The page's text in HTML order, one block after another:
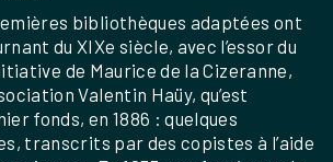
bibliothèques adaptées ont
du XIXe siècle, avec l’essor du
de Maurice de la Cizeranne,
Valentin Haüy, qu’est
fonds, en 1886 : quelques
transcrits par des copistes à l’aide